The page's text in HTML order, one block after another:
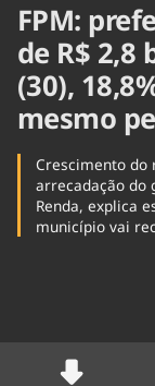
FPM:
de R$ 2,8
(30),
mesmo
Crescimento do
arrecadação do
Renda, explica
município vai